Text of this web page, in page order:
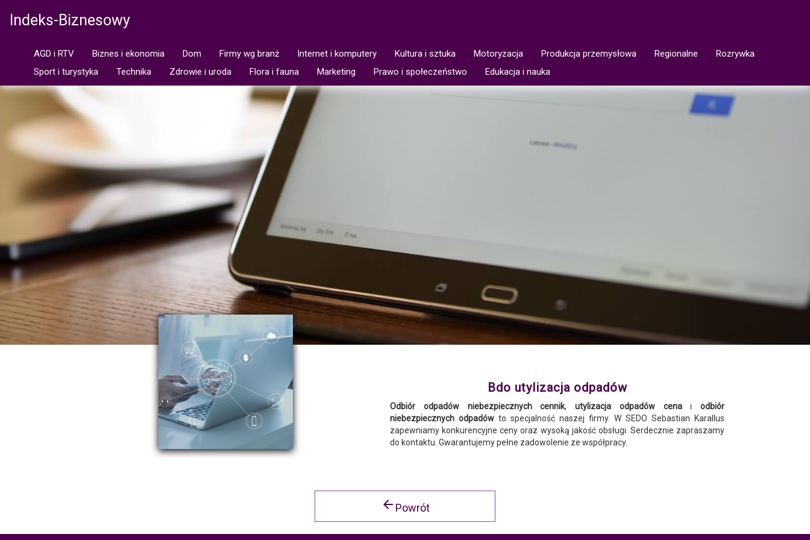
Indeks-Biznesowy
AGD i RTV Biznes i ekonomia Dom Firmy wg branż Internet i komputery Kultura i sztuka Motoryzacja Produkcja przemysłowa Regionalne
Rozrywka
Sport i turystyka
Technika Zdrowie i uroda Flora i fauna Marketing Prawo i społeczeństwo Edukacja i nauka
Bdo utylizacja odpadów
Odbiór odpadów niebezpiecznych cennik, utylizacja odpadów cenai odbiór
niebezpiecznych odpadów to specjalność naszej firmy. W SEDO Sebastian Karallus
zapewniamy konkurencyjne ceny oraz wysoką jakość obsługi. Serdecznie zapraszamy
do kontaktu. Gwarantujemy pełne zadowolenie ze współpracy.
arrow_back Powrót